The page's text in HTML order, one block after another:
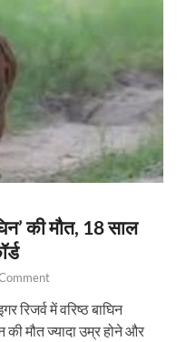
की मौत, 18 साल
रिजर्व में वरिष्ठ बाघिन
की मौत ज्यादा उम्र होने और